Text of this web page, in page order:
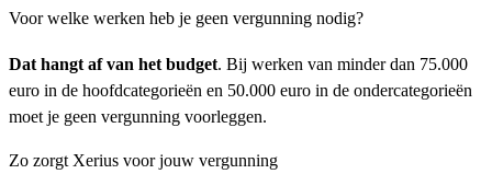
Voor welke werken heb je geen vergunning nodig?
Dat hangt af van het budget. Bij werken van minder dan 75.000
euro in de hoofdcategorieën en 50.000 euro in de ondercategorieën
moet je geen vergunning voorleggen.
Zo zorgt Xerius voor jouw vergunning